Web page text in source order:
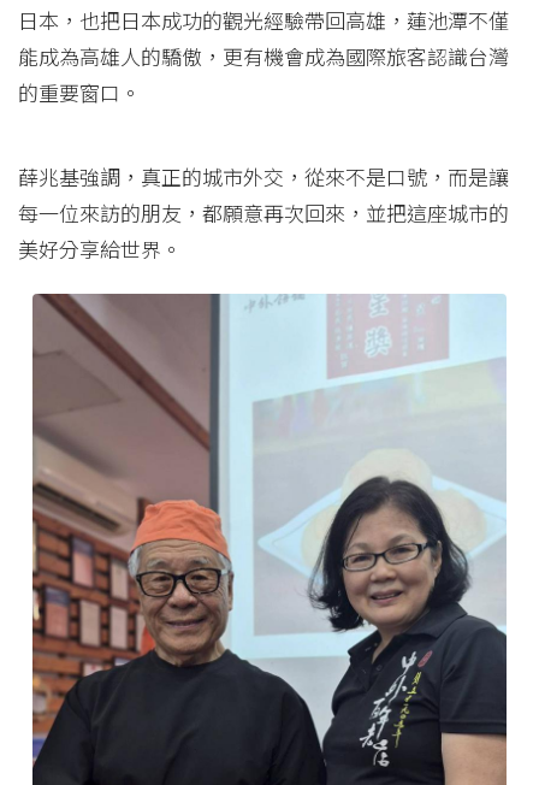
日本，也把日本成功的觀光經驗帶回高雄，蓮池潭不僅
能成為高雄人的驕傲，更有機會成為國際旅客認識台灣
的重要窗口。
薛兆基強調，真正的城市外交，從來不是口號，而是讓
每一位來訪的朋友，都願意再次回來，並把這座城市的
美好分享給世界。